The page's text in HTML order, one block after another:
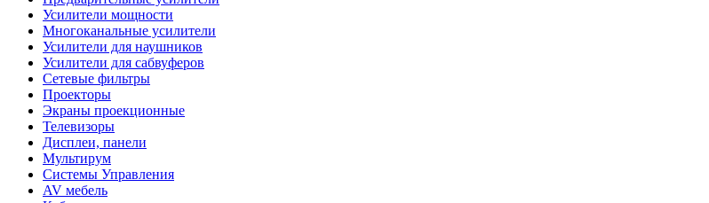
Усилители мощности
Многоканальные усилители
Усилители для наушников
Усилители для сабвуферов
Сетевые фильтры
Проекторы
Экраны проекционные
Телевизоры
Дисплеи, панели
Мультирум
Системы Управления
AV мебель